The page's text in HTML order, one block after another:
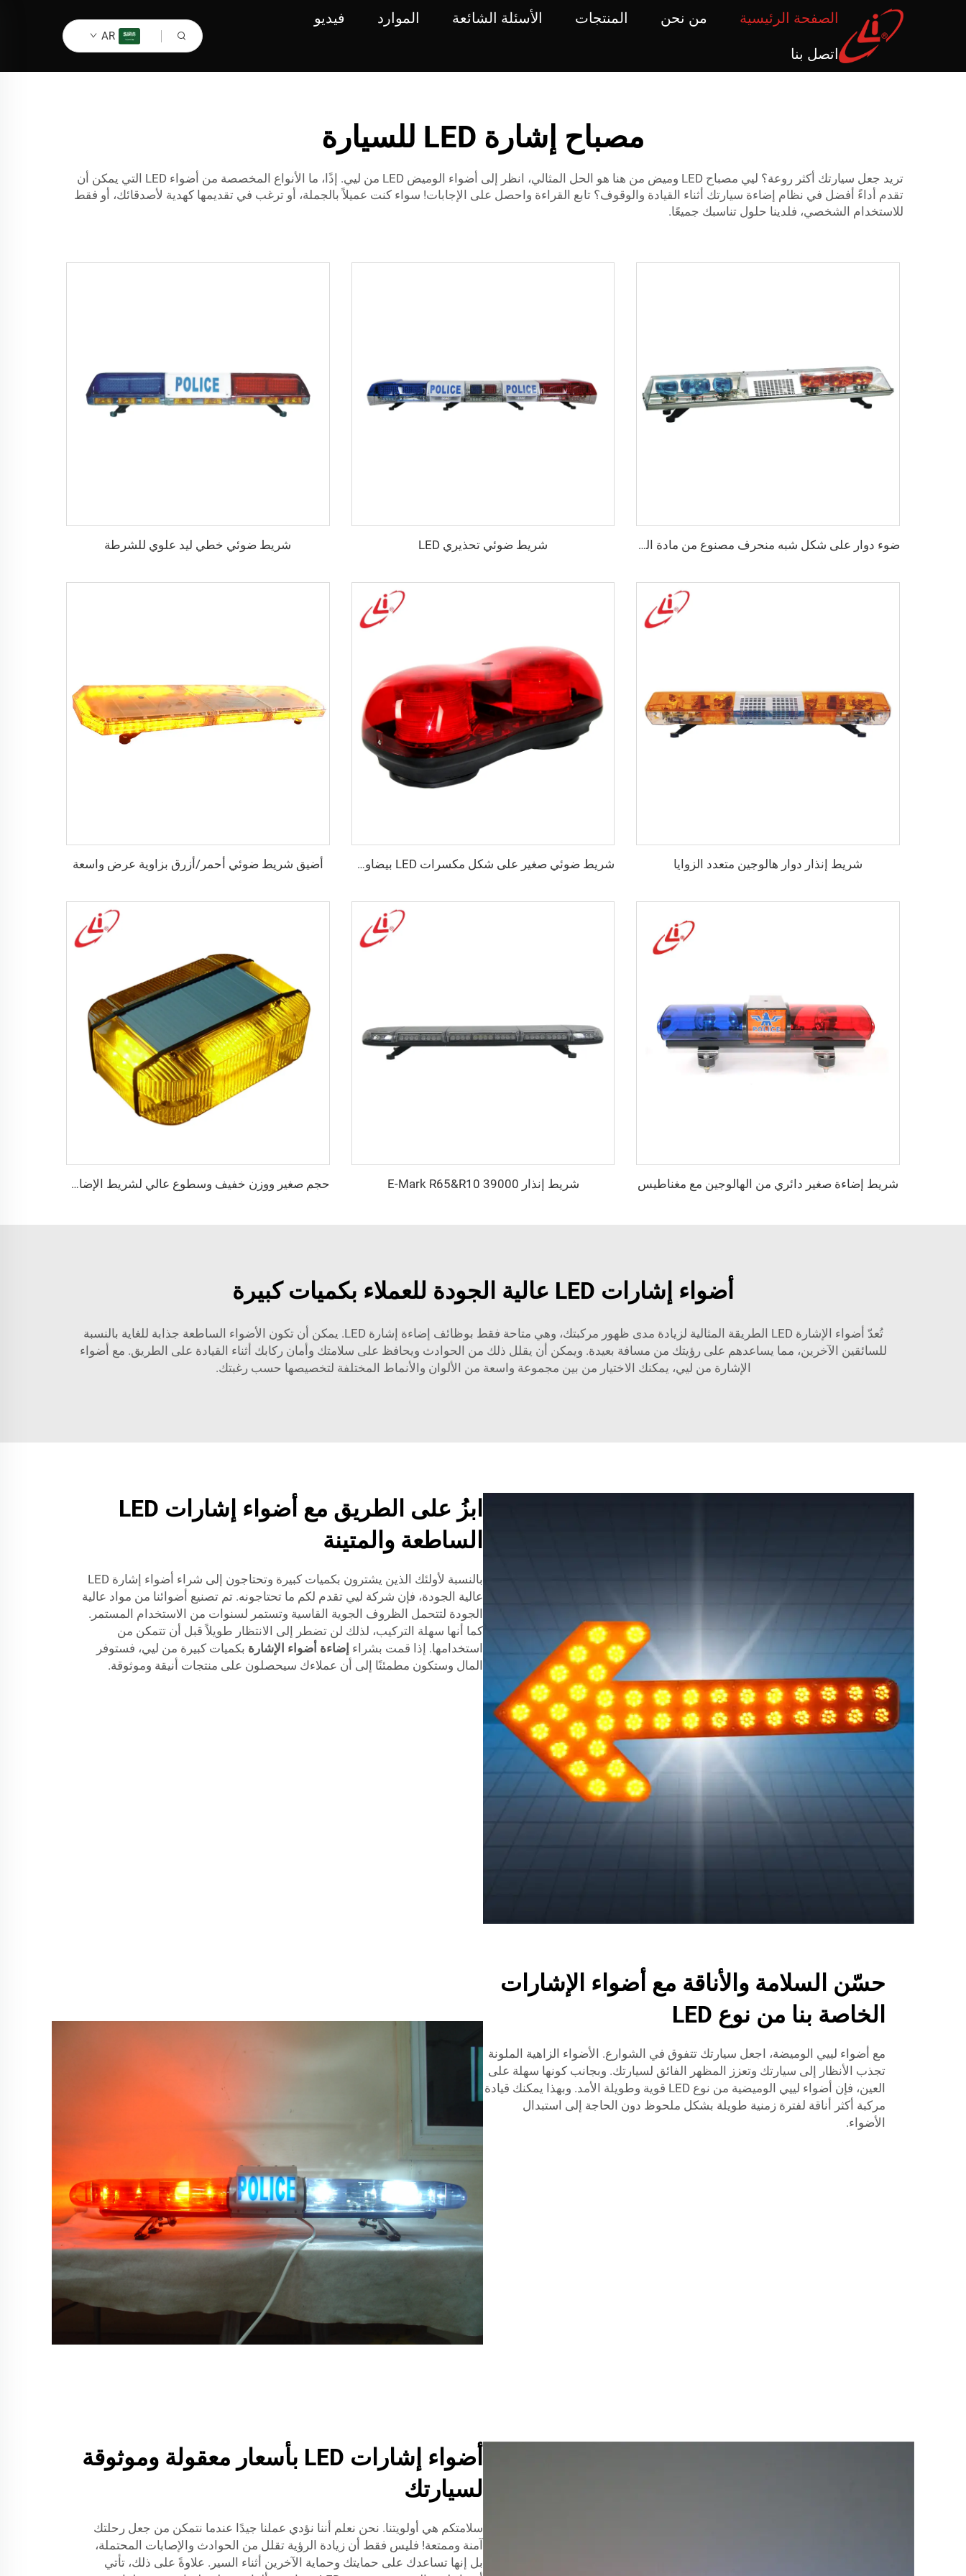
الصفحة الرئيسية من نحن المنتجات الأسئلة الشائعة الموارد فيديو
اتصل بنا
AR
مصباح إشارة LED للسيارة
تريد جعل سيارتك أكثر روعة؟ ليي مصباح LED وميض من هنا هو الحل المثالي، انظر إلى أضواء الوميض LED من ليي. إذًا، ما الأنواع المخصصة من أضواء LED التي يمكن أن
تقدم أداءً أفضل في نظام إضاءة سيارتك أثناء القيادة والوقوف؟ تابع القراءة واحصل على الإجابات! سواء كنت عميلاً بالجملة، أو ترغب في تقديمها كهدية لأصدقائك، أو فقط
للاستخدام الشخصي، فلدينا حلول تناسبك جميعًا.
ضوء دوار على شكل شبه منحرف مصنوع من مادة الهالوجين شريط ضوئي تحذيري LED شريط ضوئي خطي ليد علوي للشرطة
شريط إنذار دوار هالوجين متعدد الزوايا شريط ضوئي صغير على شكل مكسرات LED بيضاوي الشكل أضيق شريط ضوئي أحمر/أزرق بزاوية عرض واسعة
شريط إضاءة صغير دائري من الهالوجين مع مغناطيس شريط إنذار E-Mark R65&R10 39000 حجم صغير ووزن خفيف وسطوع عالي لشريط الإضاءة الصغير
أضواء إشارات LED عالية الجودة للعملاء بكميات كبيرة
تُعدّ أضواء الإشارة LED الطريقة المثالية لزيادة مدى ظهور مركبتك، وهي متاحة فقط بوظائف إضاءة إشارة LED. يمكن أن تكون الأضواء الساطعة جذابة للغاية بالنسبة
للسائقين الآخرين، مما يساعدهم على رؤيتك من مسافة بعيدة. ويمكن أن يقلل ذلك من الحوادث ويحافظ على سلامتك وأمان ركابك أثناء القيادة على الطريق. مع أضواء
الإشارة من ليي، يمكنك الاختيار من بين مجموعة واسعة من الألوان والأنماط المختلفة لتخصيصها حسب رغبتك.
ابزُ على الطريق مع أضواء إشارات LED
الساطعة والمتينة
بالنسبة لأولئك الذين يشترون بكميات كبيرة وتحتاجون إلى شراء أضواء إشارة LED
عالية الجودة، فإن شركة ليي تقدم لكم ما تحتاجونه. تم تصنيع أضوائنا من مواد عالية
الجودة لتتحمل الظروف الجوية القاسية وتستمر لسنوات من الاستخدام المستمر.
كما أنها سهلة التركيب، لذلك لن تضطر إلى الانتظار طويلاً قبل أن تتمكن من
استخدامها. إذا قمت بشراء إضاءة أضواء الإشارة بكميات كبيرة من ليي، فستوفر
المال وستكون مطمئنًا إلى أن عملاءك سيحصلون على منتجات أنيقة وموثوقة.
حسّن السلامة والأناقة مع أضواء الإشارات
الخاصة بنا من نوع LED
مع أضواء لييي الوميضة، اجعل سيارتك تتفوق في الشوارع. الأضواء الزاهية الملونة
تجذب الأنظار إلى سيارتك وتعزز المظهر الفائق لسيارتك. وبجانب كونها سهلة على
العين، فإن أضواء لييي الوميضية من نوع LED قوية وطويلة الأمد. وبهذا يمكنك قيادة
مركبة أكثر أناقة لفترة زمنية طويلة بشكل ملحوظ دون الحاجة إلى استبدال
الأضواء.
أضواء إشارات LED بأسعار معقولة وموثوقة
لسيارتك
سلامتكم هي أولويتنا. نحن نعلم أننا نؤدي عملنا جيدًا عندما نتمكن من جعل رحلتك
آمنة وممتعة! فليس فقط أن زيادة الرؤية تقلل من الحوادث والإصابات المحتملة،
بل إنها تساعدك على حمايتك وحماية الآخرين أثناء السير. علاوةً على ذلك، تأتي